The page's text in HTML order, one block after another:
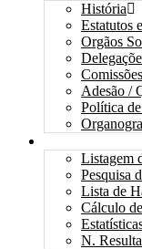
História
Estatutos
Orgãos
Comissões
Adesão /
Política
Listagem
Pesquisa
Lista de
Cálculo
N.